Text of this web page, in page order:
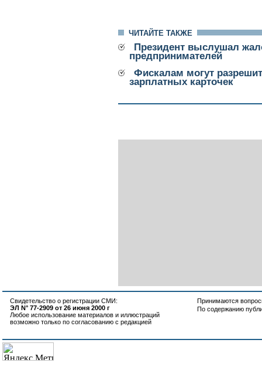
ЧИТАЙТЕ ТАКЖЕ
Президент выслушал
предпринимателей
Фискалам могут
зарплатных карточек
Свидетельство о регистрации СМИ:
ЭЛ N° 77-2909 от 26 июня 2000 г
Любое использование материалов и иллюстраций
возможно только по согласованию с редакцией
Принимаются
По содержанию